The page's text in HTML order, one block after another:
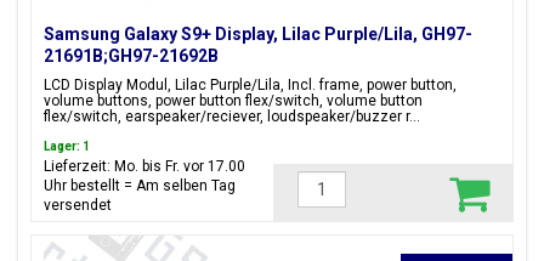
Samsung Galaxy S9+ Display, Lilac Purple/Lila, GH97-
21691B;GH97-21692B
LCD Display Modul, Lilac Purple/Lila, Incl. frame, power button,
volume buttons, power button flex/switch, volume button
flex/switch, earspeaker/reciever, loudspeaker/buzzer r...
Lager: 1
Lieferzeit: Mo. bis Fr. vor 17.00
Uhr bestellt = Am selben Tag
versendet